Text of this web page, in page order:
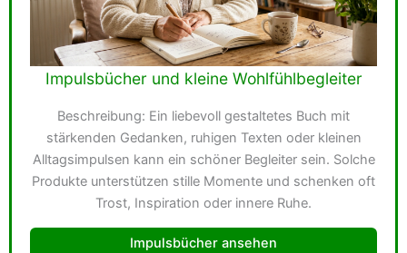
Impulsbücher und kleine Wohlfühlbegleiter
Beschreibung: Ein liebevoll gestaltetes Buch mit
stärkenden Gedanken, ruhigen Texten oder kleinen
Alltagsimpulsen kann ein schöner Begleiter sein. Solche
Produkte unterstützen stille Momente und schenken oft
Trost, Inspiration oder innere Ruhe.
Impulsbücher ansehen